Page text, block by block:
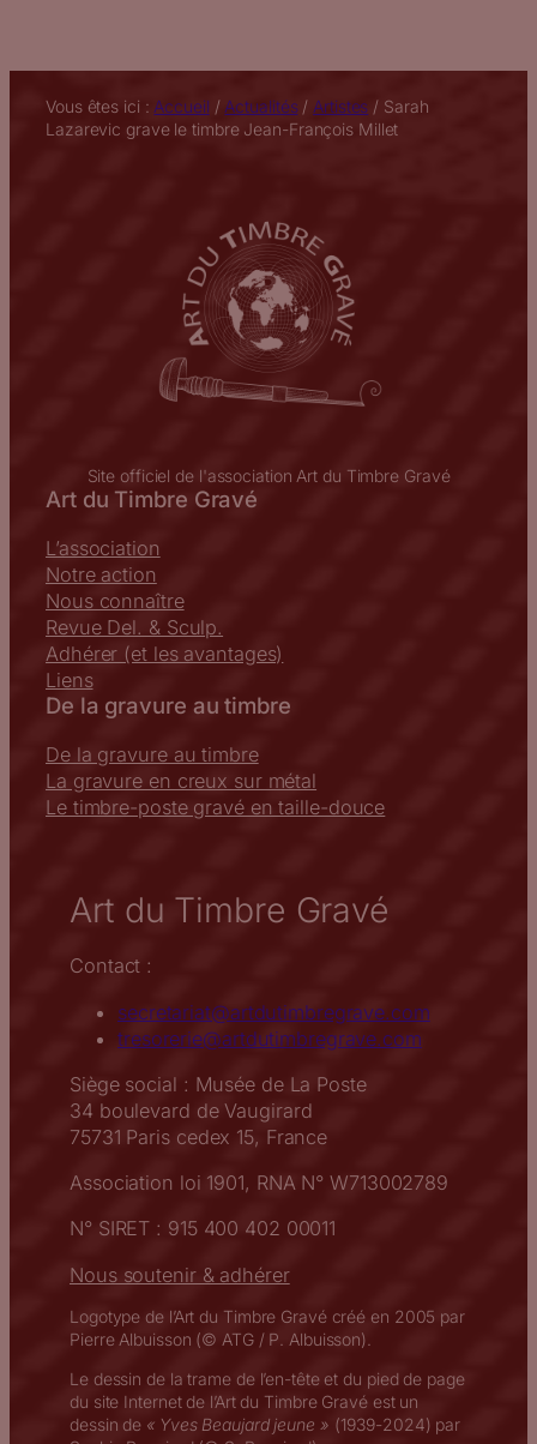
Vous êtes ici : Accueil / Actualités/ Artistes / Sarah
Lazarevic grave le timbre Jean-François Millet
Site officiel de l'association Art du Timbre Gravé
Art du Timbre Gravé
L’association
Notre action
Nous connaître
Revue Del. & Sculp.
Adhérer (et les avantages)
Liens
De la gravure au timbre
De la gravure au timbre
La gravure en creux sur métal
Le timbre-poste gravé en taille-douce
Art du Timbre Gravé
Contact :
secretariat@artdutimbregrave.com
tresorerie@artdutimbregrave.com
Siège social : Musée de La Poste
34 boulevard de Vaugirard
75731 Paris cedex 15, France
Association loi 1901, RNA N° W713002789
N° SIRET : 915 400 402 00011
Nous soutenir & adhérer
Logotype de l’Art du Timbre Gravé créé en 2005 par
Pierre Albuisson (© ATG / P. Albuisson).
Le dessin de la trame de l’en-tête et du pied de page
du site Internet de l’Art du Timbre Gravé est un
dessin de « Yves Beaujard jeune » (1939-2024) par